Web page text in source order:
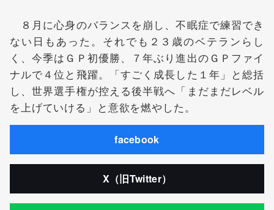
８月に心身のバランスを崩し、不眠症で練習でき
ない日もあった。それでも２３歳のベテランらし
く、今季はＧＰ初優勝、７年ぶり進出のＧＰファイ
ナルで４位と飛躍。「すごく成長した１年」と総括
し、世界選手権が控える後半戦へ「まだまだレベル
を上げていける」と意欲を燃やした。
facebook
X（旧Twitter）